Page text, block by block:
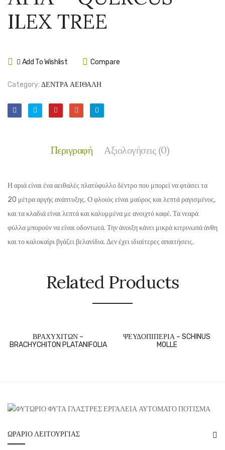
ILEX TREE
Add To Wishlist Compare
Category: ΔΕΝΤΡΑ ΑΕΙΘΑΛΗ
Περιγραφή Αξιολογήσεις (0)
Η αριά είναι ένα αειθαλές πλατύφυλλο δέντρο που μπορεί να φτάσει τα
20 μέτρα αργής ανάπτυξης. Ο φλοιός είναι μαύρος και λεπτά ραγισμένος,
και τα κλαδιά είναι λεπτά και καλυμμένα με ανοιχτό καφέ. Τα νεαρά
φύλλα μπορούν να είναι οδοντωτά. Την άνοιξη κάνει μικρά κιτρινωπά άνθη
και το καλοκαίρι βγάζει βελανίδια. Δεν έχει ιδιαίτερες απαιτήσεις.
Related Products
ΒΡΑΧΥΧΙΤΩΝ –
BRACHYCHITON PLATANIFOLIA
ΨΕΥΔΟΠΙΠΕΡΙΑ – SCHINUS
MOLLE
ΩΡΆΡΙΟ ΛΕΙΤΟΥΡΓΊΑΣ